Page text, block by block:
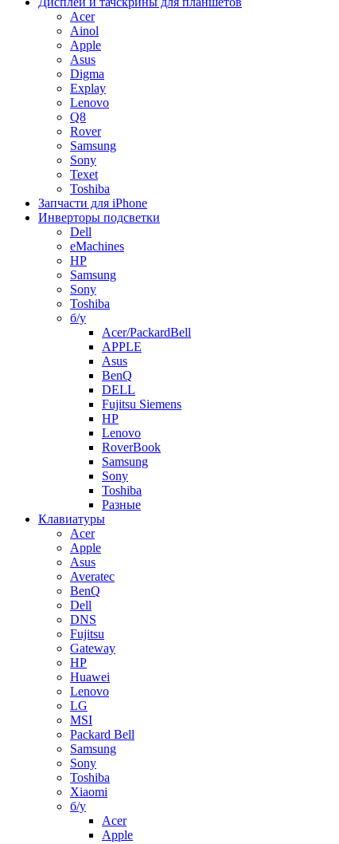
Acer
Ainol
Apple
Asus
Digma
Explay
Lenovo
Q8
Rover
Samsung
Sony
Texet
Toshiba
Запчасти для iPhone
Инверторы подсветки
Dell
eMachines
HP
Samsung
Sony
Toshiba
б/у
Acer/PackardBell
APPLE
Asus
BenQ
DELL
Fujitsu Siemens
HP
Lenovo
RoverBook
Samsung
Sony
Toshiba
Разные
Клавиатуры
Acer
Apple
Asus
Averatec
BenQ
Dell
DNS
Fujitsu
Gateway
HP
Huawei
Lenovo
LG
MSI
Packard Bell
Samsung
Sony
Toshiba
Xiaomi
б/у
Acer
Apple